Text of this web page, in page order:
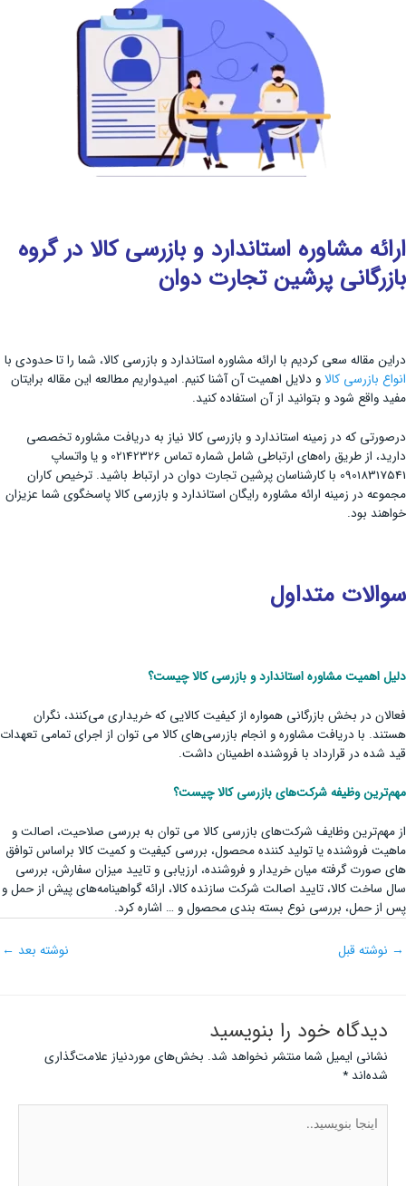
ارائه مشاوره استاندارد و بازرسی کالا در گروه
بازرگانی پرشین تجارت دوان
دراین مقاله سعی کردیم با ارائه مشاوره استاندارد و بازرسی کالا، شما را تا حدودی با
انواع بازرسی کالاو دلایل اهمیت آن آشنا کنیم. امیدواریم مطالعه این مقاله برایتان
مفید واقع شود و بتوانید از آن استفاده کنید.
درصورتی که در زمینه استاندارد و بازرسی کالا نیاز به دریافت مشاوره تخصصی
دارید، از طریق راه‌های ارتباطی شامل شماره تماس 02142326 و یا واتساپ
09018317541 با کارشناسان پرشین تجارت دوان در ارتباط باشید. ترخیص کاران
مجموعه در زمینه ارائه مشاوره رایگان استاندارد و بازرسی کالا پاسخگوی شما عزیزان
خواهند بود.
سوالات متداول
دلیل اهمیت مشاوره استاندارد و بازرسی کالا چیست؟
فعالان در بخش بازرگانی همواره از کیفیت کالایی که خریداری می‌کنند، نگران
هستند. با دریافت مشاوره و انجام بازرسی‌های کالا می توان از اجرای تمامی تعهدات
قید شده در قرارداد با فروشنده اطمینان داشت.
مهم‌ترین وظیفه شرکت‌های بازرسی کالا چیست؟
از مهم‌ترین وظایف شرکت‌های بازرسی کالا می توان به بررسی صلاحیت، اصالت و
ماهیت فروشنده یا تولید کننده محصول، بررسی کیفیت و کمیت کالا براساس توافق
های صورت گرفته میان خریدار و فروشنده، ارزیابی و تایید میزان سفارش، بررسی
سال ساخت کالا، تایید اصالت شرکت سازنده کالا، ارائه گواهینامه‌های پیش از حمل و
پس از حمل، بررسی نوع بسته ‌بندی محصول و … اشاره کرد.
→ نوشته قبل نوشته بعد ←
دیدگاه‌ خود را بنویسید
نشانی ایمیل شما منتشر نخواهد شد. بخش‌های موردنیاز علامت‌گذاری
شده‌اند*
بنویسید..